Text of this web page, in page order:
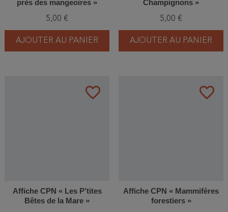
près des mangeoires »
5,00 €
AJOUTER AU PANIER
Champignons »
5,00 €
AJOUTER AU PANIER
favorite_border
Affiche CPN « Les P’tites
Bêtes de la Mare »
favorite_border
Affiche CPN « Mammifères
forestiers »